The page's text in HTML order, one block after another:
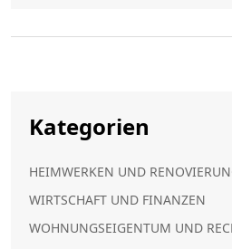
Kategorien
HEIMWERKEN UND
WIRTSCHAFT UND FINANZEN
WOHNUNGSEIGENTUM UND